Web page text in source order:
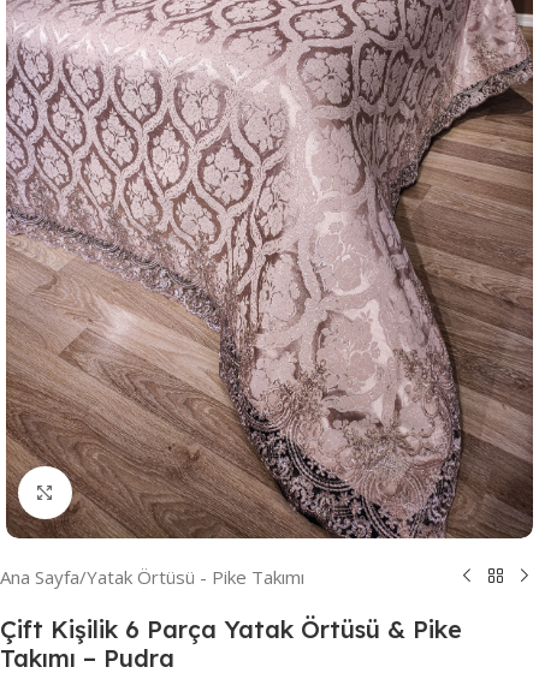
Resmi Büyüt
Ana Sayfa/Yatak Örtüsü - Pike Takımı
Çift Kişilik 6 Parça Yatak Örtüsü & Pike
Takımı – Pudra